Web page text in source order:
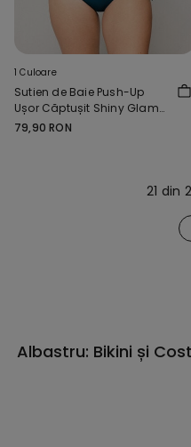
1 Culoare
Sutien de Baie Push-Up
Ușor Căptușit Shiny Glam
Albastru
79,90 RON
21 din
Albastru: Bikini și